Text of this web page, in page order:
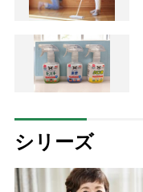
シリーズ